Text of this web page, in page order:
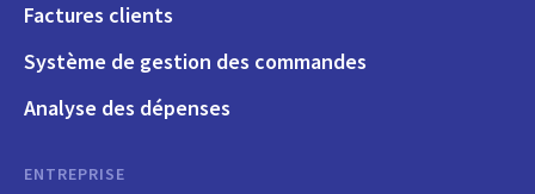
Factures clients
Système de gestion des commandes
Analyse des dépenses
ENTREPRISE